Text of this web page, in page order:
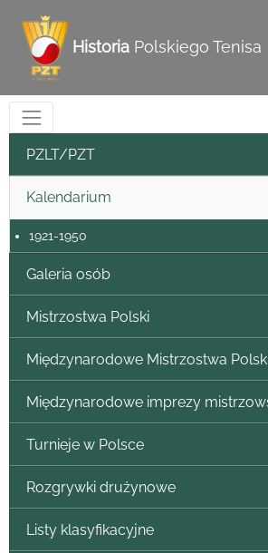
Historia Polskiego Tenisa
PZLT/PZT
Kalendarium
1921-1950
Galeria osób
Mistrzostwa Polski
Międzynarodowe Mistrzostwa
Międzynarodowe imprezy
Turnieje w Polsce
Rozgrywki drużynowe
Listy klasyfikacyjne